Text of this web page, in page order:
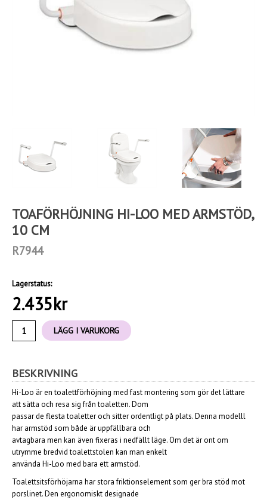
TOAFÖRHÖJNING HI-LOO MED ARMSTÖD,
10 CM
R7944
Lagerstatus:
2.435kr
LÄGG I VARUKORG
BESKRIVNING
Hi-Loo är en toalettförhöjning med fast montering som gör det lättare
att sätta och resa sig från toaletten. Dom
passar de flesta toaletter och sitter ordentligt på plats. Denna modelll
har armstöd som både är uppfällbara och
avtagbara men kan även fixeras i nedfällt läge. Om det är ont om
utrymme bredvid toalettstolen kan man enkelt
använda Hi-Loo med bara ett armstöd.
Toalettsitsförhöjarna har stora friktionselement som ger bra stöd mot
porslinet. Den ergonomiskt designade